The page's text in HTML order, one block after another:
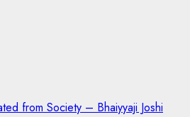
from Society – Bhaiyyaji Joshi